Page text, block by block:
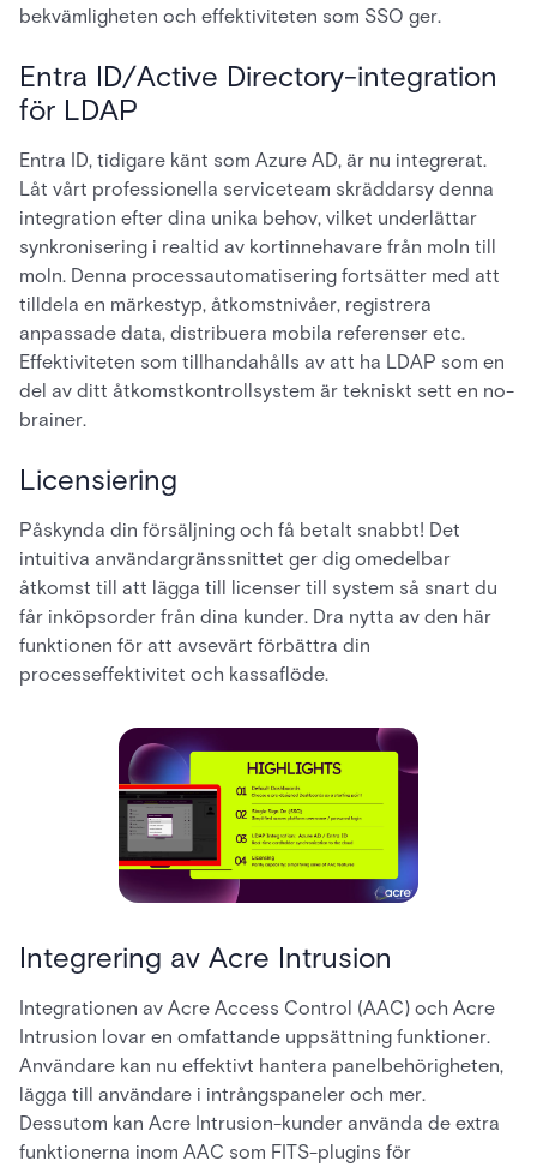
bekvämligheten och effektiviteten som SSO ger.
Entra ID/Active Directory-integration
för LDAP
Entra ID, tidigare känt som Azure AD, är nu integrerat.
Låt vårt professionella serviceteam skräddarsy denna
integration efter dina unika behov, vilket underlättar
synkronisering i realtid av kortinnehavare från moln till
moln. Denna processautomatisering fortsätter med att
tilldela en märkestyp, åtkomstnivåer, registrera
anpassade data, distribuera mobila referenser etc.
Effektiviteten som tillhandahålls av att ha LDAP som en
del av ditt åtkomstkontrollsystem är tekniskt sett en no-
brainer.
Licensiering
Påskynda din försäljning och få betalt snabbt! Det
intuitiva användargränssnittet ger dig omedelbar
åtkomst till att lägga till licenser till system så snart du
får inköpsorder från dina kunder. Dra nytta av den här
funktionen för att avsevärt förbättra din
processeffektivitet och kassaflöde.
Integrering av Acre Intrusion
Integrationen av Acre Access Control (AAC) och Acre
Intrusion lovar en omfattande uppsättning funktioner.
Användare kan nu effektivt hantera panelbehörigheten,
lägga till användare i intrångspaneler och mer.
Dessutom kan Acre Intrusion-kunder använda de extra
funktionerna inom AAC som FITS-plugins för